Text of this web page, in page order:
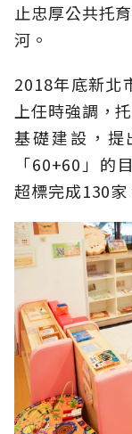
止忠厚公共托
河。
2018年底新北
上任時強調，
基礎建設，提
「60+60」的
超標完成130家